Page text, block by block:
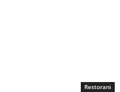
Restorani